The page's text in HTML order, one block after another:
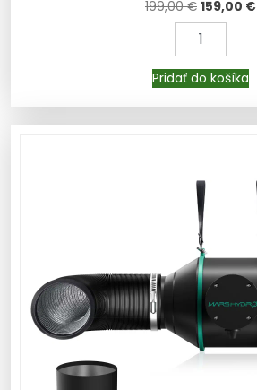
199,00€ 159,00 €
Pridať do košíka